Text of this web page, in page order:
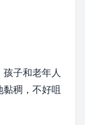
孩子和老年人
稠，不好咀